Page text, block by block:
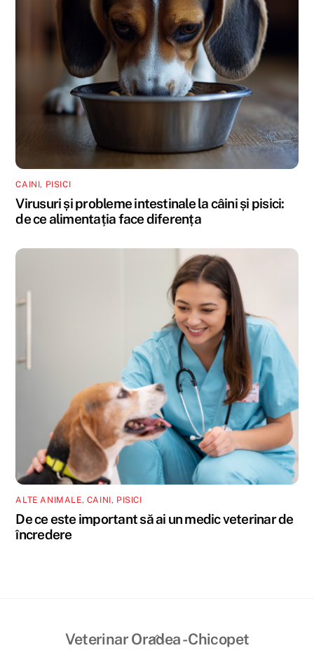
CAINI, PISICI
Virusuri și probleme intestinale la câini și pisici:
de ce alimentația face diferența
ALTE ANIMALE, CAINI, PISICI
De ce este important să ai un medic veterinar de
încredere
Back
Veterinar Oradea - Chicopet